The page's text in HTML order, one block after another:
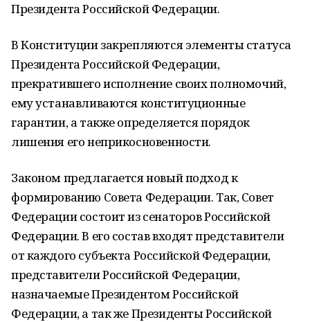
Президента Российской Федерации.
В Конституции закрепляются элементы статуса
Президента Российской Федерации,
прекратившего исполнение своих полномочий,
ему устанавливаются конституционные
гарантии, а также определяется порядок
лишения его неприкосновенности.
Законом предлагается новый подход к
формированию Совета Федерации. Так, Совет
Федерации состоит из сенаторов Российской
Федерации. В его состав входят представители
от каждого субъекта Российской Федерации,
представители Российской Федерации,
назначаемые Президентом Российской
Федерации, а так же Президенты Российской